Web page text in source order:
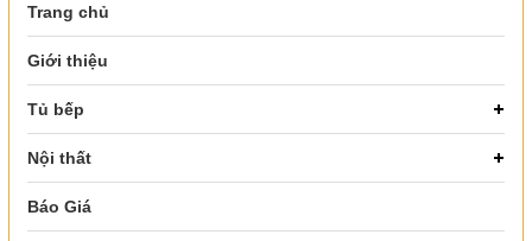
Trang chủ
Giới thiệu
Tủ bếp
Nội thất
Báo Giá